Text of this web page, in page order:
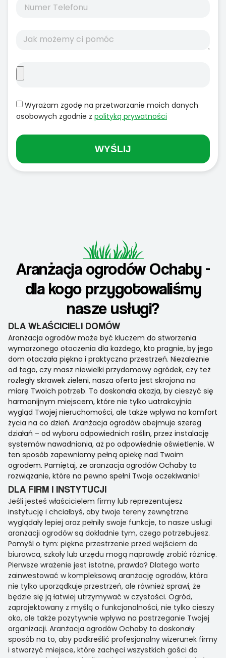
Wyrażam zgodę na przetwarzanie moich danych
osobowych zgodnie z polityką prywatności
WYŚLIJ
Aranżacja ogrodów Ochaby -
dla kogo przygotowaliśmy
nasze usługi?
DLA WŁAŚCICIELI DOMÓW
Aranżacja ogrodów może być kluczem do stworzenia
wymarzonego otoczenia dla każdego, kto pragnie, by jego
dom otaczała piękna i praktyczna przestrzeń. Niezależnie
od tego, czy masz niewielki przydomowy ogródek, czy też
rozległy skrawek zieleni, nasza oferta jest skrojona na
miarę Twoich potrzeb. To doskonała okazja, by cieszyć się
harmonijnym miejscem, które nie tylko uatrakcyjnia
wygląd Twojej nieruchomości, ale także wpływa na komfort
życia na co dzień. Aranżacja ogrodów obejmuje szereg
działań – od wyboru odpowiednich roślin, przez instalację
systemów nawadniania, aż po odpowiednie oświetlenie. W
ten sposób zapewniamy pełną opiekę nad Twoim
ogrodem. Pamiętaj, że aranżacja ogrodów Ochaby to
rozwiązanie, które na pewno spełni Twoje oczekiwania!
DLA FIRM I INSTYTUCJI
Jeśli jesteś właścicielem firmy lub reprezentujesz
instytucję i chciałbyś, aby twoje tereny zewnętrzne
wyglądały lepiej oraz pełniły swoje funkcje, to nasze usługi
aranżacji ogrodów są dokładnie tym, czego potrzebujesz.
Pomyśl o tym: piękne przestrzenie przed wejściem do
biurowca, szkoły lub urzędu mogą naprawdę zrobić różnicę.
Pierwsze wrażenie jest istotne, prawda? Dlatego warto
zainwestować w kompleksową aranżację ogrodów, która
nie tylko uporządkuje przestrzeń, ale również sprawi, że
będzie się ją łatwiej utrzymywać w czystości. Ogród,
zaprojektowany z myślą o funkcjonalności, nie tylko cieszy
oko, ale także pozytywnie wpływa na postrzeganie Twojej
organizacji. Aranżacja ogrodów Ochaby to doskonały
sposób na to, aby podkreślić profesjonalny wizerunek firmy
i stworzyć miejsce, które zachęci wszystkich gości do